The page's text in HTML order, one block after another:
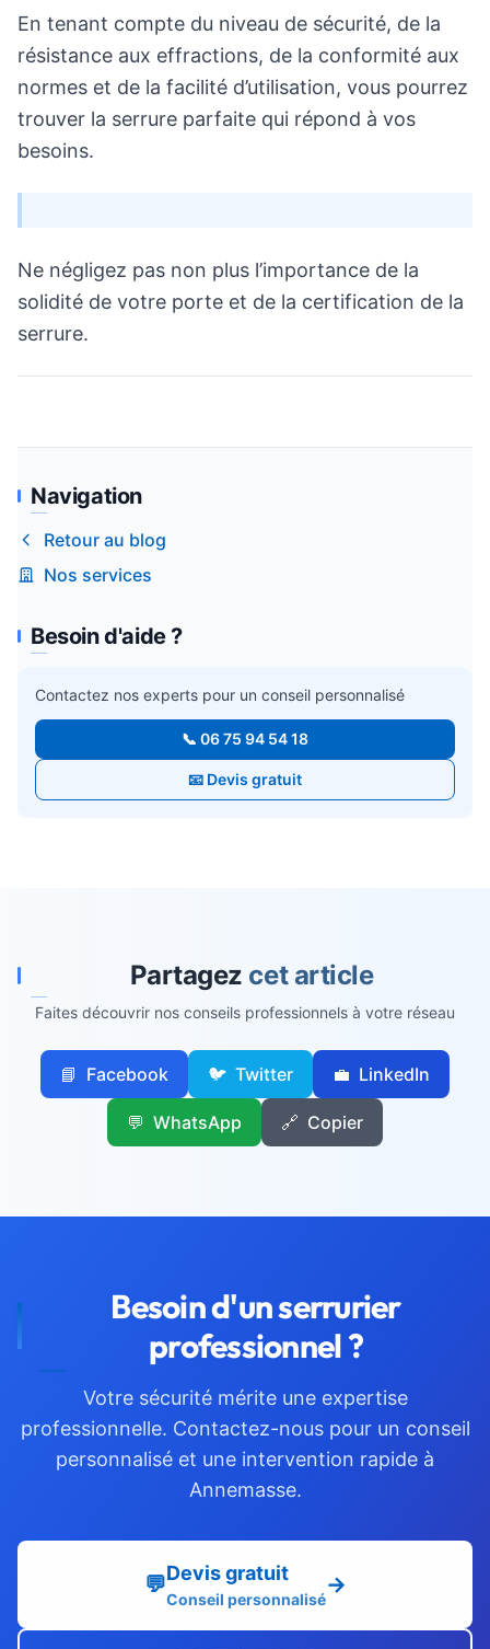
En tenant compte du niveau de sécurité, de la
résistance aux effractions, de la conformité aux
normes et de la facilité d’utilisation, vous pourrez
trouver la serrure parfaite qui répond à vos
besoins.
Ne négligez pas non plus l’importance de la
solidité de votre porte et de la certification de la
serrure.
Navigation
Retour au blog
Nos services
Besoin d'aide ?
Contactez nos experts pour un conseil personnalisé
📞 06 75 94 54 18
📧 Devis gratuit
Partagez cet article
Faites découvrir nos conseils professionnels à votre réseau
📘 Facebook 🐦 Twitter 💼 LinkedIn
💬 WhatsApp 🔗 Copier
Besoin d'unserrurier
professionnel ?
Votre sécurité mérite une expertise
professionnelle. Contactez-nous pour un conseil
personnalisé et une intervention rapide à
Annemasse.
💬Devis gratuit
Conseil personnalisé
→